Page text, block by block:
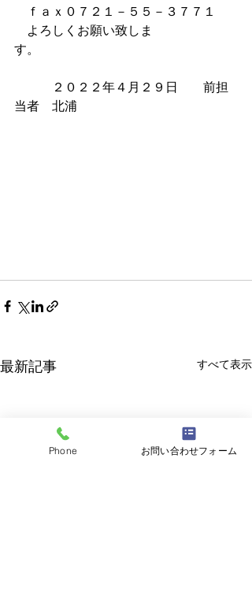
ｆａｘ０７２１－５５－３７７１
よろしくお願い致しま
す。
２０２２年４月２９日　　前担
当者　北浦
最新記事 すべて表示
Phone お問い合わせフォーム